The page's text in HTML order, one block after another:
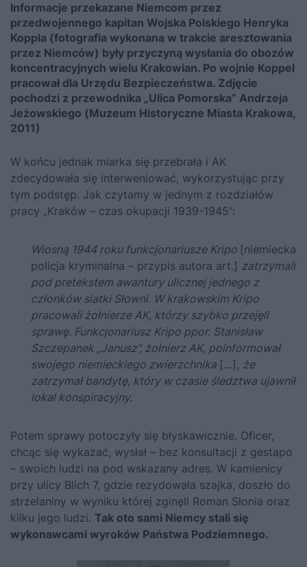
Informacje przekazane Niemcom przez
przedwojennego kapitan Wojska Polskiego Henryka
Koppla (fotografia wykonana w trakcie aresztowania
przez Niemców) były przyczyną wysłania do obozów
koncentracyjnych wielu Krakowian. Po wojnie Koppel
pracował dla Urzędu Bezpieczeństwa. Zdjęcie
pochodzi z przewodnika „Ulica Pomorska” Andrzeja
Jeżowskiego (Muzeum Historyczne Miasta Krakowa,
2011)
W końcu jednak miarka się przebrała i AK
zdecydowała się interweniować, wykorzystując przy
tym podstęp. Jak czytamy w jednym z rozdziałów
pracy „Kraków – czas okupacji 1939-1945”:
Wiosną 1944 roku funkcjonariusze Kripo [niemiecka
policja kryminalna – przypis autora art.] zatrzymali
pod pretekstem awantury ulicznej jednego z
członków siatki Słowni. W krakowskim Kripo
pracowali żołnierze AK, którzy szybko przejęli
sprawę. Funkcjonariusz Kripo ppor. Stanisław
Szczepanek „Janusz”, żołnierz AK, poinformował
swojego niemieckiego zwierzchnika […], że
zatrzymał bandytę, który w czasie śledztwa ujawnił
lokal konspiracyjny.
Potem sprawy potoczyły się błyskawicznie. Oficer,
chcąc się wykazać, wysłał – bez konsultacji z gestapo
– swoich ludzi na pod wskazany adres. W kamienicy
przy ulicy Blich 7, gdzie rezydowała szajka, doszło do
strzelaniny w wyniku której zginęli Roman Słonia oraz
kilku jego ludzi. Tak oto sami Niemcy stali się
wykonawcami wyroków Państwa Podziemnego.